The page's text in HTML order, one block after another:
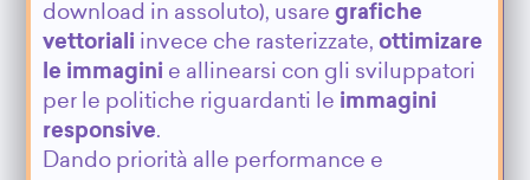
download in assoluto), usaregrafiche
vettoriali invece che rasterizzate,ottimizare
le immagini e allinearsi con gli sviluppatori
per le politiche riguardanti le immagini
responsive.
Dando priorità alle performance e